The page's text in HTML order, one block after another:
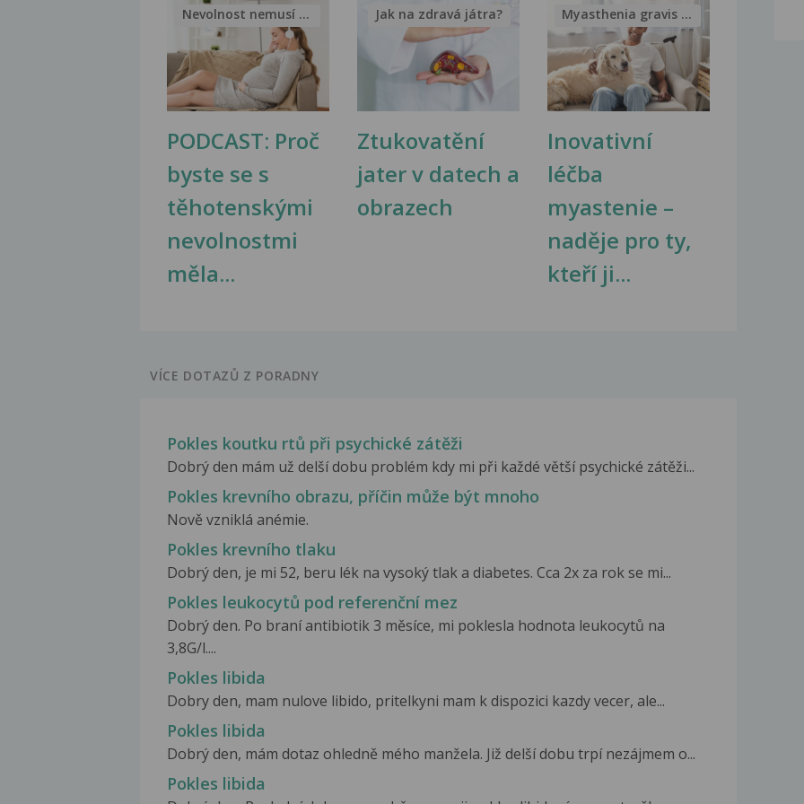
PODCAST: Proč
byste se s
těhotenskými
nevolnostmi
měla...
Nevolnost nemusí být nutnou...
Ztukovatění
jater v datech a
obrazech
Jak na zdravá játra?
Inovativní
léčba
myastenie –
naděje pro ty,
kteří ji...
Myasthenia gravis – vše, co...
VÍCE DOTAZŮ Z PORADNY
Pokles koutku rtů při psychické zátěži
Dobrý den mám už delší dobu problém kdy mi při každé větší psychické zátěži...
Pokles krevního obrazu, příčin může být mnoho
Nově vzniklá anémie.
Pokles krevního tlaku
Dobrý den, je mi 52, beru lék na vysoký tlak a diabetes. Cca 2x za rok se mi...
Pokles leukocytů pod referenční mez
Dobrý den. Po braní antibiotik 3 měsíce, mi poklesla hodnota leukocytů na
3,8G/l....
Pokles libida
Dobry den, mam nulove libido, pritelkyni mam k dispozici kazdy vecer, ale...
Pokles libida
Dobrý den, mám dotaz ohledně mého manžela. Již delší dobu trpí nezájmem o...
Pokles libida